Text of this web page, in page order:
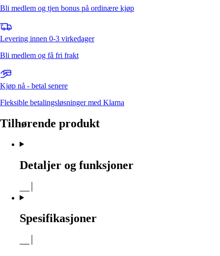
Bli medlem og tjen bonus på ordinære kjøp
Levering innen 0-3 virkedager
Bli medlem og få fri frakt
Kjøp nå - betal senere
Fleksible betalingsløsninger med Klarna
Tilhørende produkt
Detaljer og funksjoner
Spesifikasjoner